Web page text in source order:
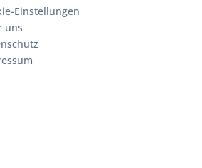
Einstellungen
uns